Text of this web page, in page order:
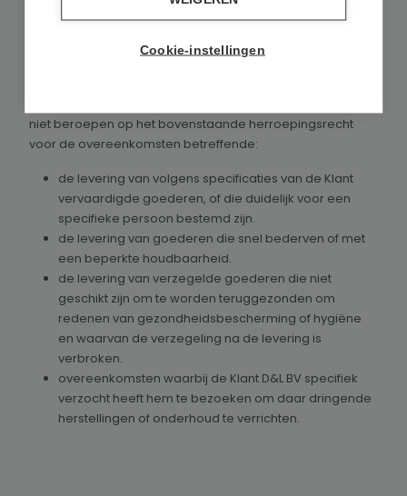
ingestemd. In ieder geval zal de Klant voor zulke
Ook kan er ingestemd worden met een ander
niet beroepen op het bovenstaande herroepingsrecht
voor de overeenkomsten betreffende:
de levering van volgens specificaties van de Klant
vervaardigde goederen, of die duidelijk voor een
specifieke persoon bestemd zijn.
de levering van goederen die snel bederven of met
een beperkte houdbaarheid.
de levering van verzegelde goederen die niet
geschikt zijn om te worden teruggezonden om
redenen van gezondheidsbescherming of hygiëne
en waarvan de verzegeling na de levering is
verbroken.
overeenkomsten waarbij de Klant D&L BV specifiek
verzocht heeft hem te bezoeken om daar dringende
herstellingen of onderhoud te verrichten.
Cookie-instellingen